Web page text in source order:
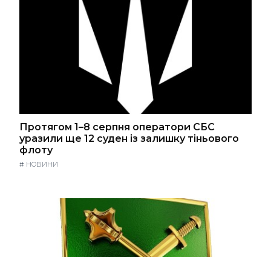
Протягом 1–8 серпня оператори СБС
уразили ще 12 суден із залишку тіньового
флоту
# НОВИНИ